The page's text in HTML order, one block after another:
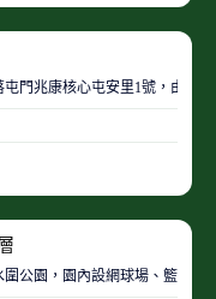
屯門兆康核心屯安里1號，由
公園，園內設網球場、籃球